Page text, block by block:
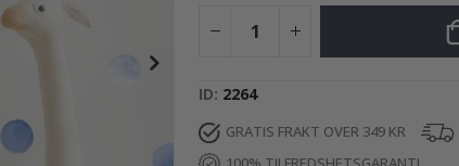
ID 2264
GRATIS FRAKT OVER 349 KR